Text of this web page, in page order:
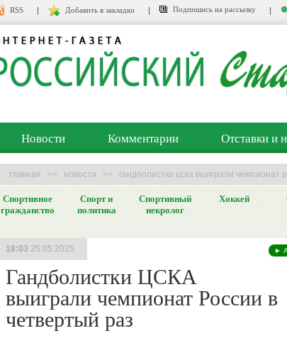
RSS Добавить в закладки Подпишись на рассылку
Новости Комментарии Отставки и
главная >> новости >> гандболистки цска выиграли чемпионат
Спортивное
гражданство
Спорт и
политика
Спортивный
некролог
Хоккей
►
Гандболистки ЦСКА
выиграли чемпионат России в
четвертый раз
18:03 25.05.2025